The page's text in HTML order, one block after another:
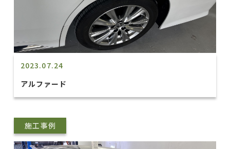
2023.07.24
アルファード
施工事例